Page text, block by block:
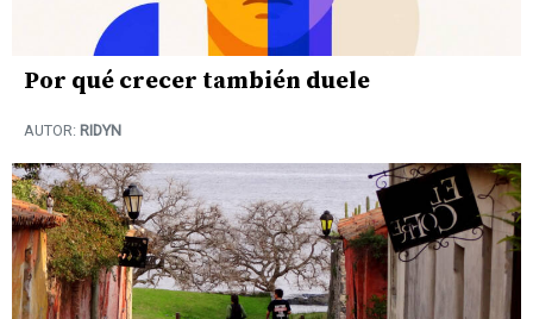
Por qué crecer también duele
AUTOR: RIDYN